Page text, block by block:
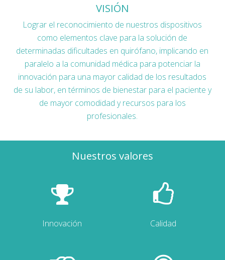
VISIÓN
Lograr el reconocimiento de nuestros dispositivos
como elementos clave para la solución de
determinadas dificultades en quirófano, implicando en
paralelo a la comunidad médica para potenciar la
innovación para una mayor calidad de los resultados
de su labor, en términos de bienestar para el paciente y
de mayor comodidad y recursos para los
profesionales.
Nuestros valores
Innovación Calidad